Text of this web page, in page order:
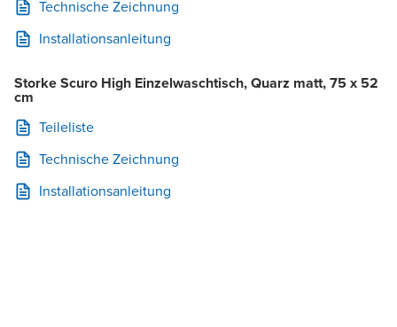
Technische Zeichnung
Installationsanleitung
Storke Scuro High Einzelwaschtisch, Quarz matt, 75 x 52
cm
Teileliste
Technische Zeichnung
Installationsanleitung